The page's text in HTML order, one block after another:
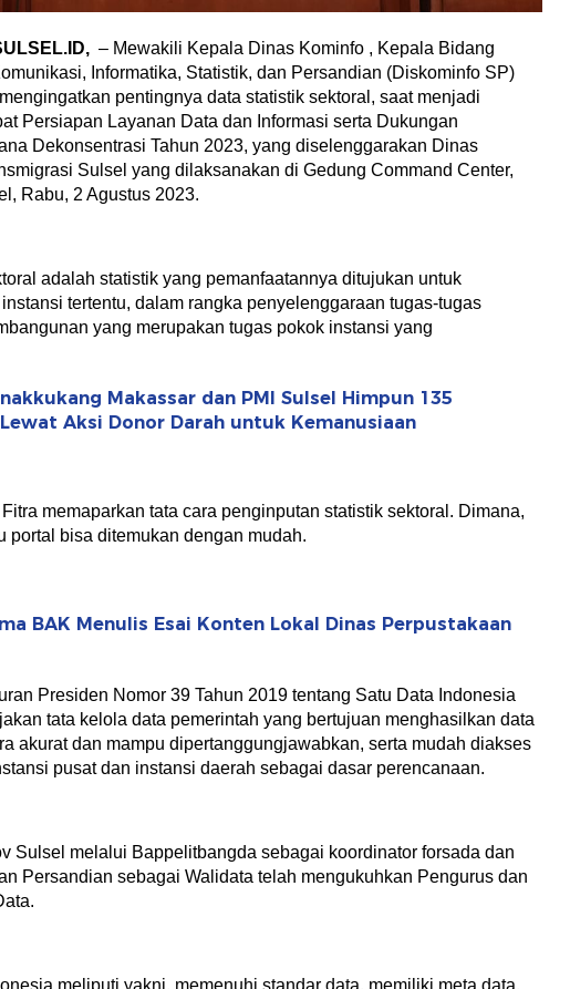
– Mewakili Kepala Dinas Kominfo , Kepala Bidang
Informatika, Statistik, dan Persandian (Diskominfo SP)
pentingnya data statistik sektoral, saat menjadi
Persiapan Layanan Data dan Informasi serta Dukungan
Dekonsentrasi Tahun 2023, yang diselenggarakan Dinas
Sulsel yang dilaksanakan di Gedung Command Center,
Rabu, 2 Agustus 2023.
adalah statistik yang pemanfaatannya ditujukan untuk
tertentu, dalam rangka penyelenggaraan tugas-tugas
yang merupakan tugas pokok instansi yang
Makassar dan PMI Sulsel Himpun 135
Aksi Donor Darah untuk Kemanusiaan
memaparkan tata cara penginputan statistik sektoral. Dimana,
portal bisa ditemukan dengan mudah.
BAK Menulis Esai Konten Lokal Dinas Perpustakaan
Presiden Nomor 39 Tahun 2019 tentang Satu Data Indonesia
tata kelola data pemerintah yang bertujuan menghasilkan data
akurat dan mampu dipertanggungjawabkan, serta mudah diakses
pusat dan instansi daerah sebagai dasar perencanaan.
Sulsel melalui Bappelitbangda sebagai koordinator forsada dan
Persandian sebagai Walidata telah mengukuhkan Pengurus dan
meliputi yakni, memenuhi standar data, memiliki meta data,